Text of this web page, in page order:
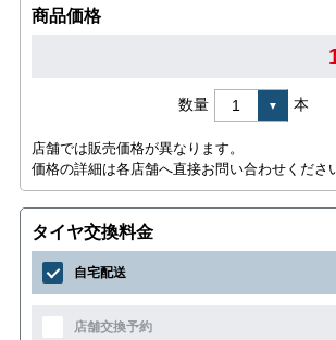
商品価格
数量 本
店舗では販売価格が異なります。
価格の詳細は各店舗へ直接お問い合わせくださ
タイヤ交換料金
自宅配送
店舗交換予約